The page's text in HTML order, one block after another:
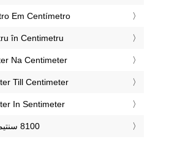
Em Centímetro
în Centimetru
Na Centimeter
Till Centimeter
In Sentimeter